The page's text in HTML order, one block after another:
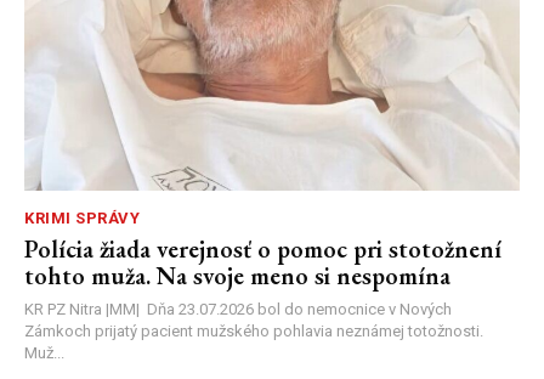
KRIMI SPRÁVY
Polícia žiada verejnosť o pomoc pri stotožnení
tohto muža. Na svoje meno si nespomína
KR PZ Nitra |MM| Dňa 23.07.2026 bol do nemocnice v Nových
Zámkoch prijatý pacient mužského pohlavia neznámej totožnosti.
Muž...